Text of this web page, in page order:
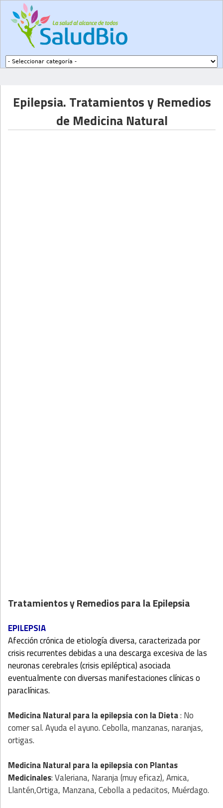
Epilepsia. Tratamientos y Remedios
de Medicina Natural
Tratamientos y Remedios para la Epilepsia
EPILEPSIA
Afección crónica de etiología diversa, caracterizada por
crisis recurrentes debidas a una descarga excesiva de las
neuronas cerebrales (crisis epiléptica) asociada
eventualmente con diversas manifestaciones clínicas o
paraclínicas.
Medicina Natural para la epilepsiaconla Dieta: No
comer sal. Ayuda el ayuno. Cebolla, manzanas, naranjas,
ortigas.
Medicina Natural para la epilepsiaconPlantas
Medicinales: Valeriana, Naranja (muy eficaz), Arnica,
Llantén,Ortiga, Manzana, Cebolla a pedacitos, Muérdago.